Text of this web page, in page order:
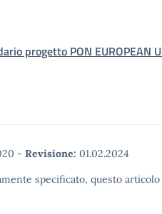
progetto PON EUROPEAN
- Revisione: 01.02.2024
specificato, questo